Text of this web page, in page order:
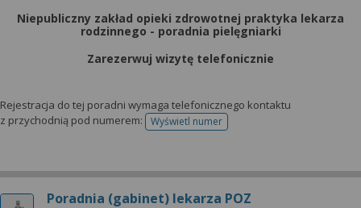
Niepubliczny zakład opieki zdrowotnej praktyka lekarza
rodzinnego - poradnia pielęgniarki
Zarezerwuj wizytę telefonicznie
Rejestracja do tej poradni wymaga telefonicznego kontaktu
z przychodnią pod numerem:
Wyświetl numertelefonu do rejestracji
Poradnia (gabinet) lekarza POZ